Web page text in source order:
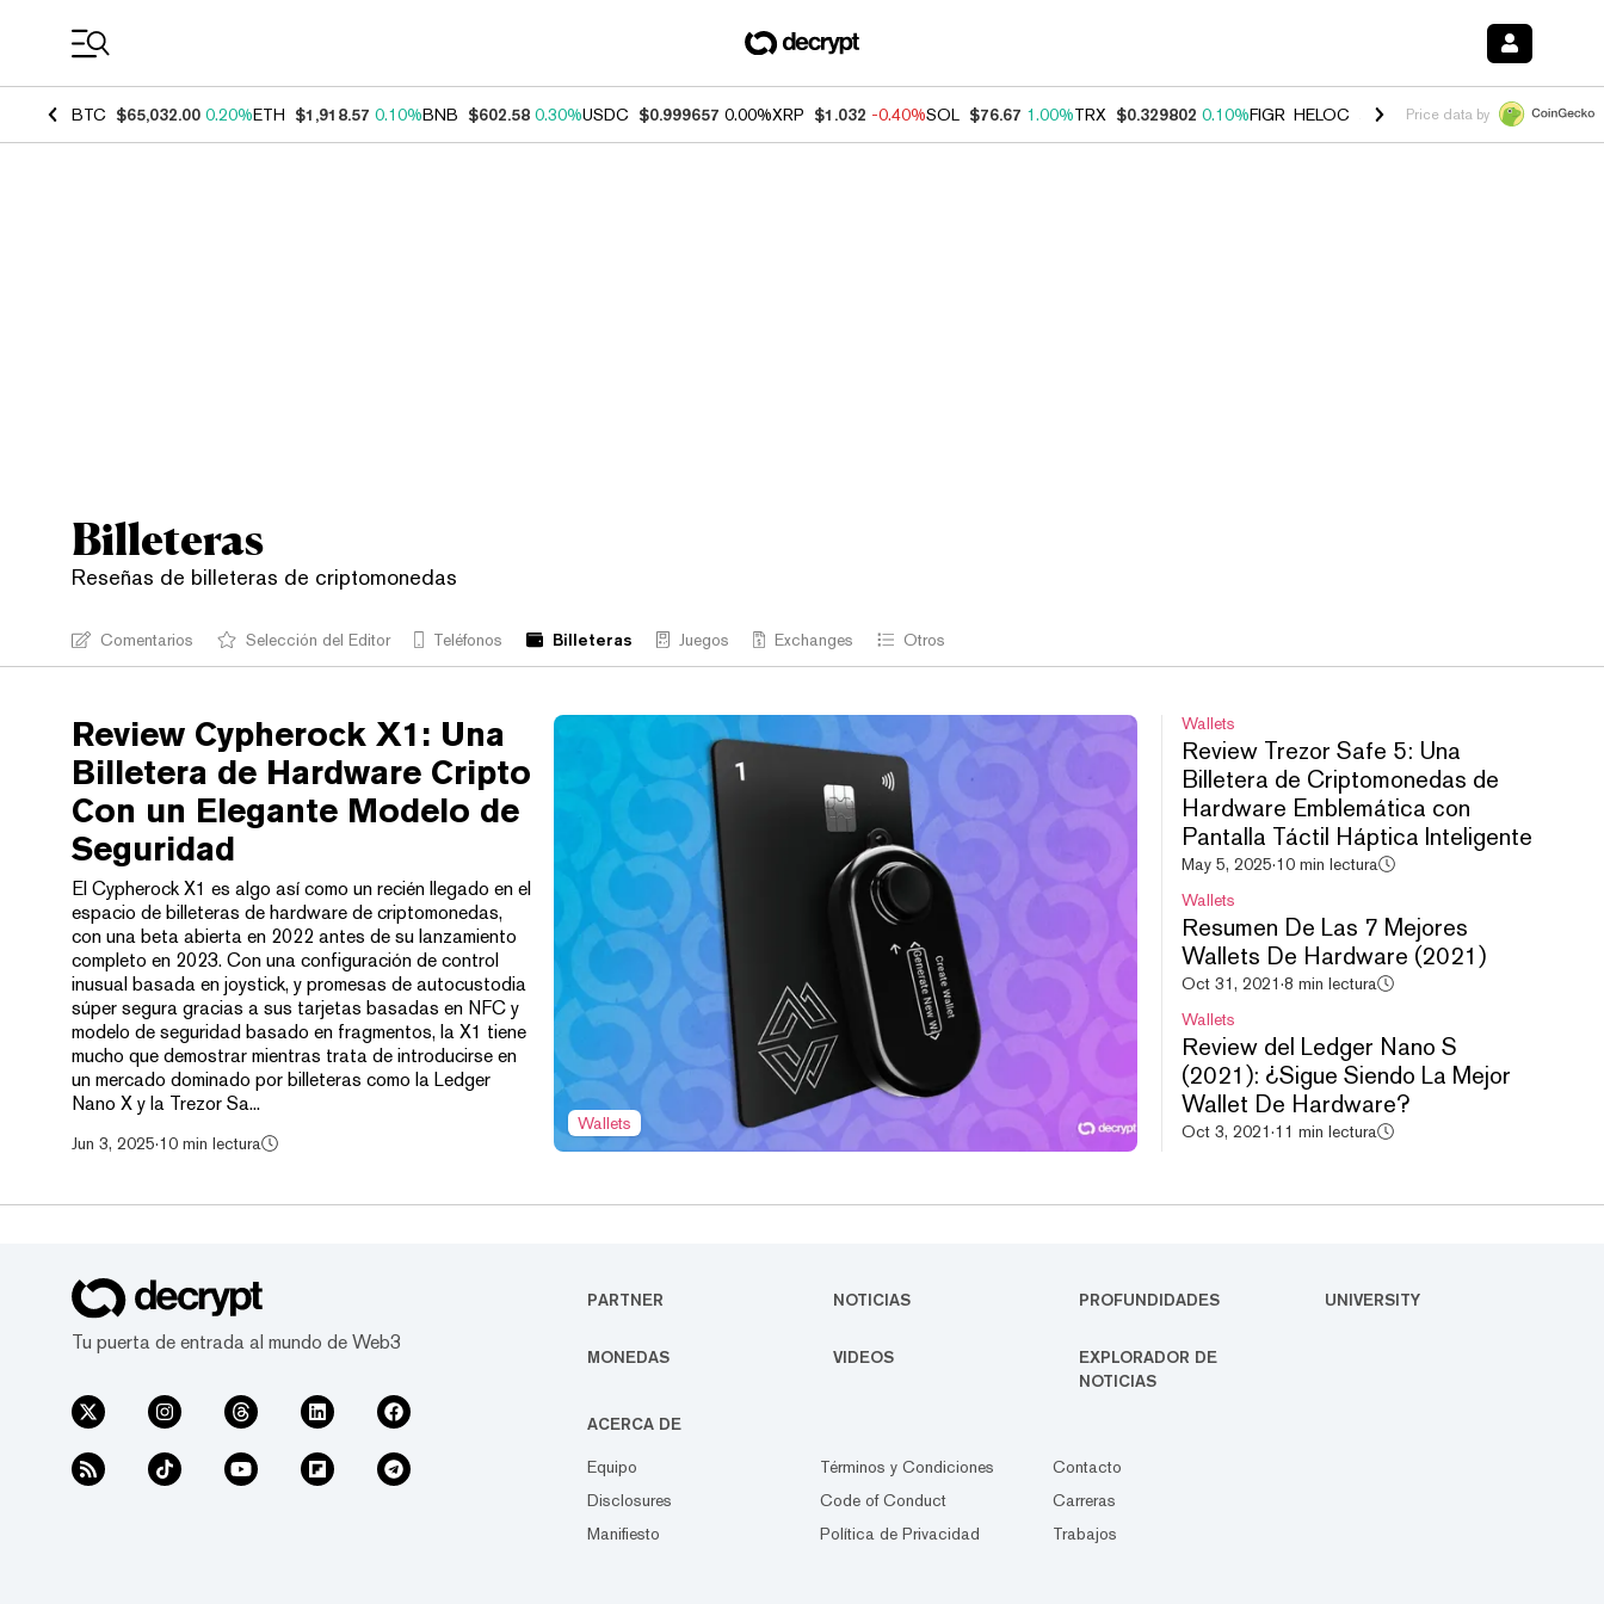
BTC $65,032.00 0.20%ETH $1,918.57 0.10%BNB $602.58 0.30%USDC $0.999657 0.00%XRP $1.032 -0.40%SOL $76.67 1.00%TRX $0.329802 0.10%FIGR_HELOC $1.001 -2.70%HYPE $54.22 -
Price data by
Billeteras
Reseñas de billeteras de criptomonedas
Comentarios Selección del Editor Teléfonos Billeteras Juegos Exchanges Otros
Wallets
Review Cypherock X1: Una
Billetera de Hardware Cripto
Con un Elegante Modelo de
Seguridad
El Cypherock X1 es algo así como un recién llegado en el
espacio de billeteras de hardware de criptomonedas,
con una beta abierta en 2022 antes de su lanzamiento
completo en 2023. Con una configuración de control
inusual basada en joystick, y promesas de autocustodia
súper segura gracias a sus tarjetas basadas en NFC y
modelo de seguridad basado en fragmentos, la X1 tiene
mucho que demostrar mientras trata de introducirse en
un mercado dominado por billeteras como la Ledger
Nano X y la Trezor Sa...
Jun 3, 2025·10 min lectura
Wallets
Review Trezor Safe 5: Una
Billetera de Criptomonedas de
Hardware Emblemática con
Pantalla Táctil Háptica Inteligente
May 5, 2025·10 min lectura
Wallets
Resumen De Las 7 Mejores
Wallets De Hardware (2021)
Oct 31, 2021·8 min lectura
Wallets
Review del Ledger Nano S
(2021): ¿Sigue Siendo La Mejor
Wallet De Hardware?
Oct 3, 2021·11 min lectura
Tu puerta de entrada al mundo de Web3
PARTNER NOTICIAS PROFUNDIDADES UNIVERSITY
MONEDAS VIDEOS
EXPLORADOR DE
NOTICIAS
ACERCA DE
Equipo
Disclosures
Manifiesto
Términos y Condiciones
Code of Conduct
Política de Privacidad
Contacto
Carreras
Trabajos